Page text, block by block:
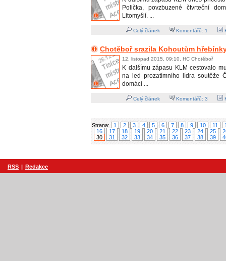
Polička, povzbuzené čtvrteční
Litomyšlí. ...
Celý článek Komentářů: 1
Chotěboř srazila Kohoutům
12. listopad 2015, 09:10, HC Chotěboř
K dalšímu zápasu KLM cestovalo
na led prozatímního lídra soutěže
domácí ...
Celý článek Komentářů: 3
Strana: 1 2 3 4 5 6 7 8 9 10 11
16
17 18 19 20 21 22 23 24 25
30
31 32 33 34 35 36 37 38 39
RSS | Redakce